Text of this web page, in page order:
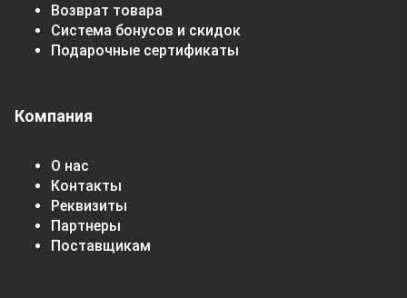
Возврат товара
Система бонусов и скидок
Подарочные сертификаты
Компания
О нас
Контакты
Реквизиты
Партнеры
Поставщикам